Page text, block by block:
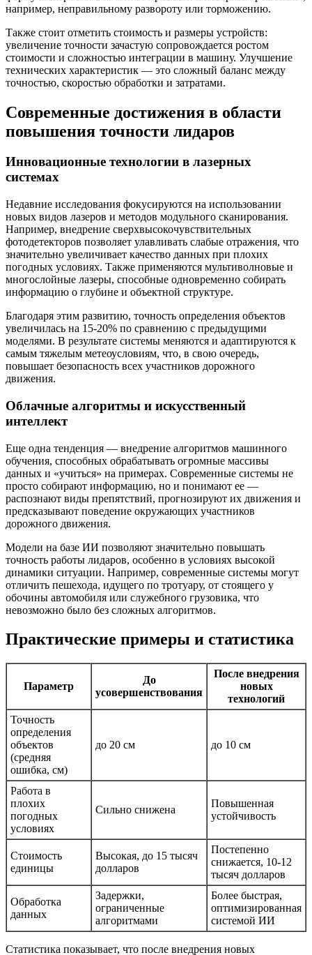
например, неправильному развороту или торможению.
Также стоит отметить стоимость и размеры устройств:
увеличение точности зачастую сопровождается ростом
стоимости и сложностью интеграции в машину. Улучшение
технических характеристик — это сложный баланс между
точностью, скоростью обработки и затратами.
Современные достижения в области
повышения точности лидаров
Инновационные технологии в лазерных
системах
Недавние исследования фокусируются на использовании
новых видов лазеров и методов модульного сканирования.
Например, внедрение сверхвысокочувствительных
фотодетекторов позволяет улавливать слабые отражения, что
значительно увеличивает качество данных при плохих
погодных условиях. Также применяются мультиволновые и
многослойные лазеры, способные одновременно собирать
информацию о глубине и объектной структуре.
Благодаря этим развитию, точность определения объектов
увеличилась на 15-20% по сравнению с предыдущими
моделями. В результате системы меняются и адаптируются к
самым тяжелым метеоусловиям, что, в свою очередь,
повышает безопасность всех участников дорожного
движения.
Облачные алгоритмы и искусственный
интеллект
Еще одна тенденция — внедрение алгоритмов машинного
обучения, способных обрабатывать огромные массивы
данных и «учиться» на примерах. Современные системы не
просто собирают информацию, но и понимают ее —
распознают виды препятствий, прогнозируют их движения и
предсказывают поведение окружающих участников
дорожного движения.
Модели на базе ИИ позволяют значительно повышать
точность работы лидаров, особенно в условиях высокой
динамики ситуации. Например, современные системы могут
отличить пешехода, идущего по тротуару, от стоящего у
обочины автомобиля или служебного грузовика, что
невозможно было без сложных алгоритмов.
Практические примеры и статистика
Параметр
До
усовершенствования
После внедрения
новых
технологий
Точность
определения
объектов
(средняя
ошибка, см)
до 20 см до 10 см
Работа в
плохих
погодных
условиях
Сильно снижена
Повышенная
устойчивость
Стоимость
единицы
Высокая, до 15 тысяч
долларов
Постепенно
снижается, 10-12
тысяч долларов
Обработка
данных
Задержки,
ограниченные
алгоритмами
Более быстрая,
оптимизированная
системой ИИ
Статистика показывает, что после внедрения новых